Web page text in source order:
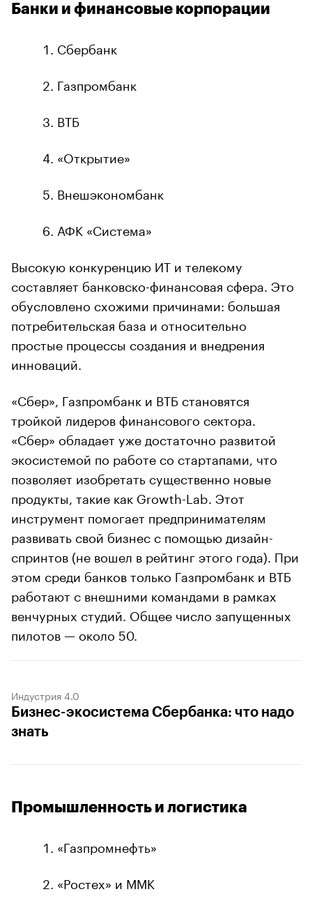
Банки и финансовые корпорации
Сбербанк
Газпромбанк
ВТБ
«Открытие»
Внешэкономбанк
АФК «Система»
Высокую конкуренцию ИТ и телекому
составляет банковско-финансовая сфера. Это
обусловлено схожими причинами: большая
потребительская база и относительно
простые процессы создания и внедрения
инноваций.
«Сбер», Газпромбанк и ВТБ становятся
тройкой лидеров финансового сектора.
«Сбер» обладает уже достаточно развитой
экосистемой по работе со стартапами, что
позволяет изобретать существенно новые
продукты, такие как Growth-Lab. Этот
инструмент помогает предпринимателям
развивать свой бизнес с помощью дизайн-
спринтов (не вошел в рейтинг этого года). При
этом среди банков только Газпромбанк и ВТБ
работают с внешними командами в рамках
венчурных студий. Общее число запущенных
пилотов — около 50.
Индустрия 4.0
Бизнес-экосистема Сбербанка: что надо
знать
Промышленность и логистика
«Газпромнефть»
«Ростех» и ММК